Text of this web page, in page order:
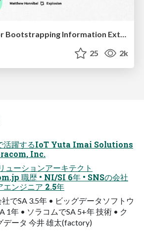
25 2k
活躍するIoT Yuta Imai Solutions
Inc.
ューションアーキテクト
職歴 • NI/SI 6年 • SNSの会社
エンジニア 2.5年
でSA 3.5年 • ビッグデータソフトウ
1年 • ソラコムでSA 5+年 技術 • ク
データ 今井 雄太(factory)